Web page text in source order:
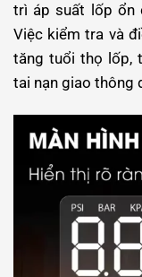
trì áp suất lốp ổn
Việc kiểm tra và
tăng tuổi thọ lốp,
tai nạn giao thông